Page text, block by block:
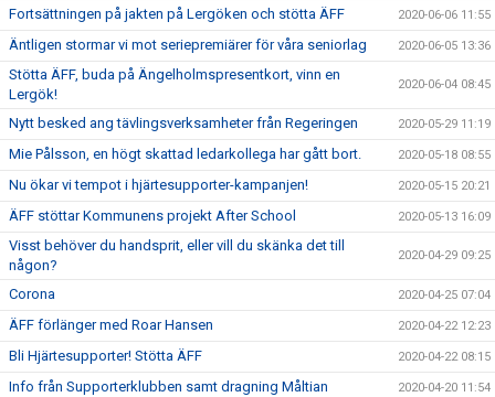
Fortsättningen på jakten på Lergöken och stötta ÄFF 2020-06-06 11:55
Äntligen stormar vi mot seriepremiärer för våra seniorlag 2020-06-05 13:36
Stötta ÄFF, buda på Ängelholmspresentkort, vinn en
Lergök!
2020-06-04 08:45
Nytt besked ang tävlingsverksamheter från Regeringen 2020-05-29 11:19
Mie Pålsson, en högt skattad ledarkollega har gått bort. 2020-05-18 08:55
Nu ökar vi tempot i hjärtesupporter-kampanjen! 2020-05-15 20:21
ÄFF stöttar Kommunens projekt After School 2020-05-13 16:09
Visst behöver du handsprit, eller vill du skänka det till
någon?
2020-04-29 09:25
Corona 2020-04-25 07:04
ÄFF förlänger med Roar Hansen 2020-04-22 12:23
Bli Hjärtesupporter! Stötta ÄFF 2020-04-22 08:15
Info från Supporterklubben samt dragning Måltian 2020-04-20 11:54